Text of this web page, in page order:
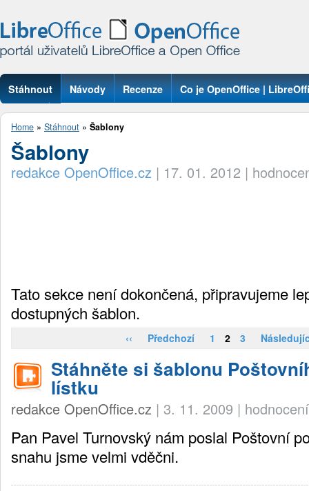
Stáhnout Návody Recenze Co je OpenOffice |
Otázky
Home » Stáhnout » Šablony
Šablony
redakce OpenOffice.cz | 17. 01. 2012 |
Tato sekce není dokončená, připravujeme
dostupných šablon.
‹‹ Předchozí 1 2 3
Stáhněte si šablonu
lístku
redakce OpenOffice.cz | 3. 11. 2009 |
Pan Pavel Turnovský nám poslal Poštovní
snahu jsme velmi vděčni.